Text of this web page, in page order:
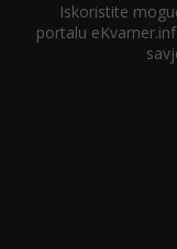
Iskoristite
portalu